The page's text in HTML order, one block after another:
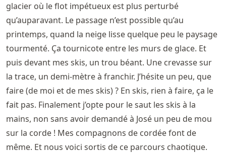
glacier où le flot impétueux est plus perturbé
qu’auparavant. Le passage n’est possible qu’au
printemps, quand la neige lisse quelque peu le paysage
tourmenté. Ça tournicote entre les murs de glace. Et
puis devant mes skis, un trou béant. Une crevasse sur
la trace, un demi-mètre à franchir. J’hésite un peu, que
faire (de moi et de mes skis) ? En skis, rien à faire, ça le
fait pas. Finalement j’opte pour le saut les skis à la
mains, non sans avoir demandé à José un peu de mou
sur la corde ! Mes compagnons de cordée font de
même. Et nous voici sortis de ce parcours chaotique.